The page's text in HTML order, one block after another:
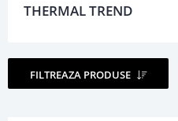
THERMAL TREND
FILTREAZA PRODUSE